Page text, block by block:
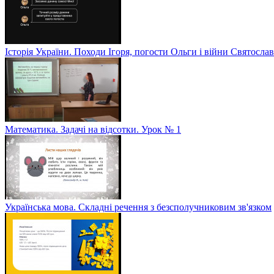
Історія України. Походи Ігоря, погости Ольги і війни
Математика. Задачі на відсотки. Урок № 1
Українська мова. Складні речення з безсполучниковим зв'язком